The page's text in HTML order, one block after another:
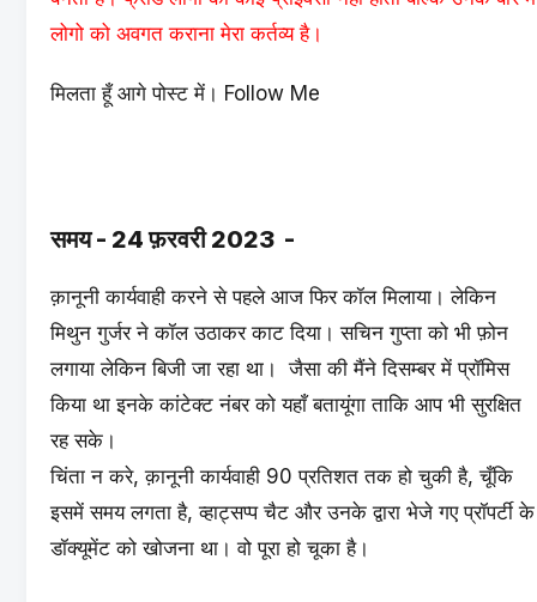
लोगो को अवगत कराना मेरा कर्तव्य है।
मिलता हूँ आगे पोस्ट में। Follow Me
समय - 24 फ़रवरी 2023 -
क़ानूनी कार्यवाही करने से पहले आज फिर कॉल मिलाया। लेकिन
मिथुन गुर्जर ने कॉल उठाकर काट दिया। सचिन गुप्ता को भी फ़ोन
लगाया लेकिन बिजी जा रहा था। जैसा की मैंने दिसम्बर में प्रॉमिस
किया था इनके कांटेक्ट नंबर को यहाँ बतायूंगा ताकि आप भी सुरक्षित
रह सके।
चिंता न करे, क़ानूनी कार्यवाही 90 प्रतिशत तक हो चुकी है, चूँकि
इसमें समय लगता है, व्हाट्सप्प चैट और उनके द्वारा भेजे गए प्रॉपर्टी के
डॉक्यूमेंट को खोजना था। वो पूरा हो चूका है।